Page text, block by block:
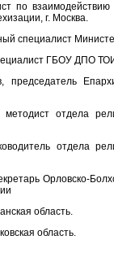
по
г. Москва.
специалист
ГБОУ ДПО
председатель
отдела
отдела
Орловско-
область.
область.